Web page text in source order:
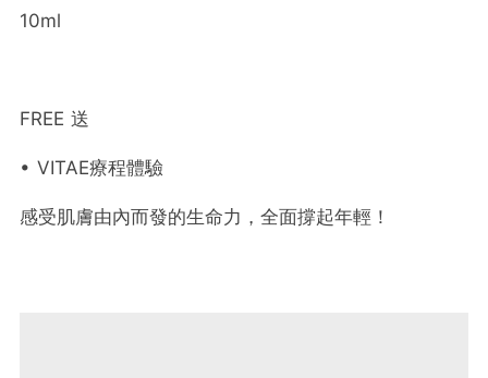
10ml
FREE 送
• VITAE療程體驗
感受肌膚由內而發的生命力，全面撐起年輕！